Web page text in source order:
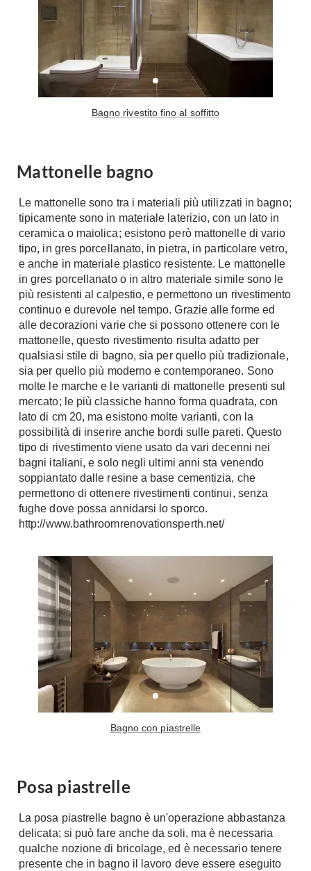
Oggettistica
Complementi arredo
Notte
Camere Matrimoniali
Letti
Lenzuola
Piumini
Letti Contenitore
Letti a Scomparsa
Armadi
Armadio ante Battenti
Armadi ante
Scorrevoli
Cabine Armadio
Armadi su misura
Armadi Angolo
I consigli sugli armadi
Camerette
Camerette Ragazzi
Camerette Bambini
Letti a Castello
Per Neonati
Materassi
Lattice
Memory Foam
Reti Letto
Cuscini
Consigli materassi
Bagno
Cabine Doccia
Accessori Bagno
Rubinetteria
Vasche da Bagno
Progetti
Ristrutturazione
Il Verde
Televisori
Hi-Fi
Home-Theatre
Console
Porte
Blindate
Porte Interne
Porte Scorrevoli
Portoni
Maniglie
Finestre
Finestre Pvc
Finestre Alluminio
Finestre Legno
Persiane
A Chiocciola
Scale Interni
Ringhiere
Rivestimenti
Ceramica
Cotto
Resina
Pavimenti esterni
Fai da Te
Bagno rivestito fino al soffitto
Mattonelle bagno
Le mattonelle sono tra i materiali più utilizzati in bagno;
tipicamente sono in materiale laterizio, con un lato in
ceramica o maiolica; esistono però mattonelle di vario
tipo, in gres porcellanato, in pietra, in particolare vetro,
e anche in materiale plastico resistente. Le mattonelle
in gres porcellanato o in altro materiale simile sono le
più resistenti al calpestio, e permettono un rivestimento
continuo e durevole nel tempo. Grazie alle forme ed
alle decorazioni varie che si possono ottenere con le
mattonelle, questo rivestimento risulta adatto per
qualsiasi stile di bagno, sia per quello più tradizionale,
sia per quello più moderno e contemporaneo. Sono
molte le marche e le varianti di mattonelle presenti sul
mercato; le più classiche hanno forma quadrata, con
lato di cm 20, ma esistono molte varianti, con la
possibilità di inserire anche bordi sulle pareti. Questo
tipo di rivestimento viene usato da vari decenni nei
bagni italiani, e solo negli ultimi anni sta venendo
soppiantato dalle resine a base cementizia, che
permettono di ottenere rivestimenti continui, senza
fughe dove possa annidarsi lo sporco.
http://www.bathroomrenovationsperth.net/
Bagno con piastrelle
Posa piastrelle
La posa piastrelle bagno è un'operazione abbastanza
delicata; si può fare anche da soli, ma è necessaria
qualche nozione di bricolage, ed è necessario tenere
presente che in bagno il lavoro deve essere eseguito